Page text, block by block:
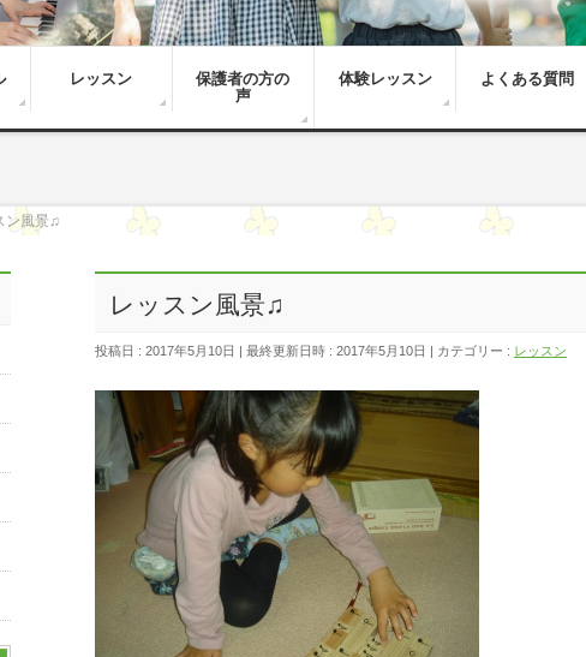
レッスン
保護者の方の
声
体験レッスン よくある質問
ン風景♫
レッスン風景♫
投稿日 : 2017年5月10日 最終更新日時 : 2017年5月10日 カテゴリー : レッスン